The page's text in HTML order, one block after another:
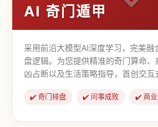
AI 奇门遁甲
采用前沿大模型AI深度学习，完美
盘逻辑。为您提供精准的奇门算命
凶占断以及生活策略指导，首创交互
✔️ 奇门排盘 ✔️ 问事成败 ✔️ 商业
【道家奇门】